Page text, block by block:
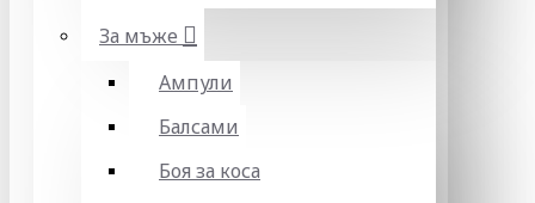
За мъже
Ампули
Балсами
Боя за коса